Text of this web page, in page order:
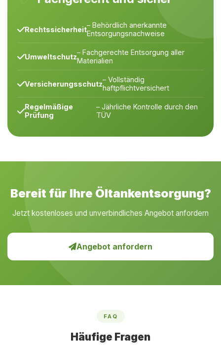
Rechtssicherheit– Behördlich anerkannte
Entsorgungsnachweise
Umweltschutz– Fachgerechte Entsorgung aller
Materialien
Versicherungsschutz– Vollständig
haftpflichtversichert
Regelmäßige
Prüfung
– Jährliche Kontrolle durch den
TÜV
Bereit für Ihre Öltankentsorgung?
Jetzt kostenloses und unverbindliches Angebot anfordern
Angebot anfordern
FAQ
Häufige Fragen